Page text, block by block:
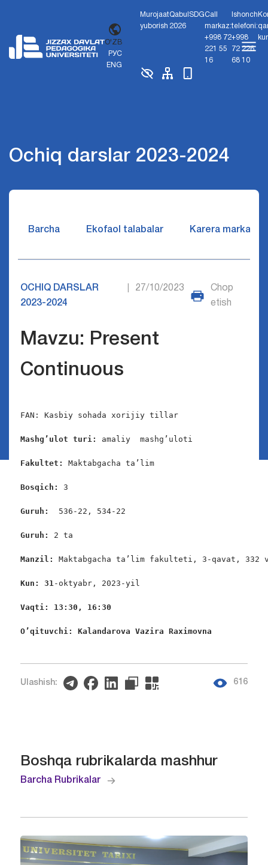
O'ZB
РУС
ENG
Murojaat
yuborish
Qabul
2026
SDGCall
markaz:
+998 72
221 55
16
Ishonch
telefoni:
+998
72 226
68 10
Ochiq darslar 2023-2024
Barcha Ekofaol talabalar Karera markazi
OCHIQ DARSLAR
2023-2024
27/10/2023
Chop
etish
Mavzu: Present
Continuous
FAN: Kasbiy sohada xorijiy tillar
Mashg’ulot turi: amaliy  mashg’uloti
Fakultet: Maktabgacha ta’lim
Bosqich: 3
Guruh: 536-22, 534-22
Guruh: 2 ta
Manzil: Maktabgacha ta’lim fakulteti, 3-qavat, 332
Kun: 31-oktyabr, 2023-yil
Vaqti: 13:30, 16 : 30
O’qituvchi: Kalandarova Vazira Raximovna
Ulashish: 616
Boshqa rubrikalarda mashhur
Barcha Rubrikalar